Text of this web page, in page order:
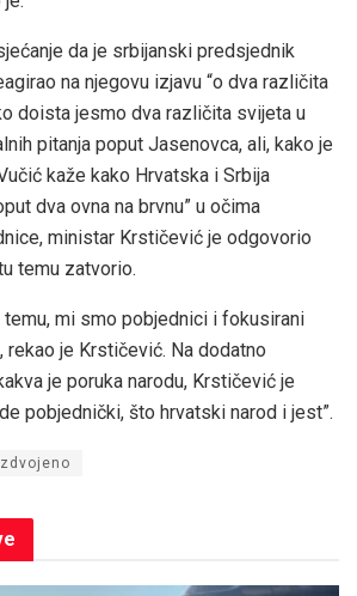
da je srbijanski predsjednik
na njegovu izjavu “o dva različita
doista jesmo dva različita svijeta u
pitanja poput Jasenovca, ali, kako je
kaže kako Hrvatska i Srbija
dva ovna na brvnu” u očima
ministar Krstičević je odgovorio
temu zatvorio.
temu, mi smo pobjednici i fokusirani
rekao je Krstičević. Na dodatno
je poruka narodu, Krstičević je
pobjednički, što hrvatski narod i jest”.